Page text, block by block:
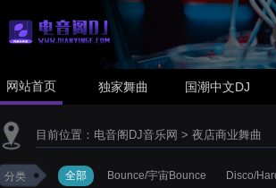
网站首页 独家舞曲 国潮中文DJ
目前位置： 电音阁DJ音乐网 > 夜店商业舞曲
分类 全部 Bounce/宇宙Bounce Disco/